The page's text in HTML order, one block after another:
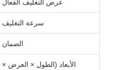
عرض التغليف الفعال
سرعة التغليف
الضمان
الأبعاد (الطول × العرض ×